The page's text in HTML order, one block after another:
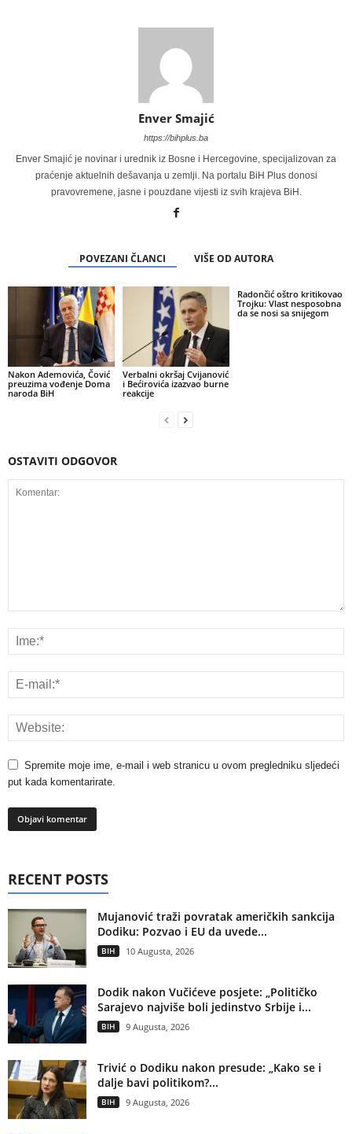
Enver Smajić
https://bihplus.ba
Enver Smajić je novinar i urednik iz Bosne i Hercegovine, specijalizovan za
praćenje aktuelnih dešavanja u zemlji. Na portalu BiH Plus donosi
pravovremene, jasne i pouzdane vijesti iz svih krajeva BiH.
POVEZANI ČLANCI VIŠE OD AUTORA
Nakon Ademovića, Čović
preuzima vođenje Doma
naroda BiH
Verbalni okršaj Cvijanović
i Bećirovića izazvao burne
reakcije
Radončić oštro kritikovao
Trojku: Vlast nesposobna
da se nosi sa snijegom
OSTAVITI ODGOVOR
Spremite moje ime, e-mail i web stranicu u ovom pregledniku sljedeći
put kada komentarirate.
RECENT POSTS
Mujanović traži povratak američkih sankcija
Dodiku: Pozvao i EU da uvede...
BIH 10 Augusta, 2026
Dodik nakon Vučićeve posjete: „Političko
Sarajevo najviše boli jedinstvo Srbije i...
BIH 9 Augusta, 2026
Trivić o Dodiku nakon presude: „Kako se i
dalje bavi politikom?...
BIH 9 Augusta, 2026